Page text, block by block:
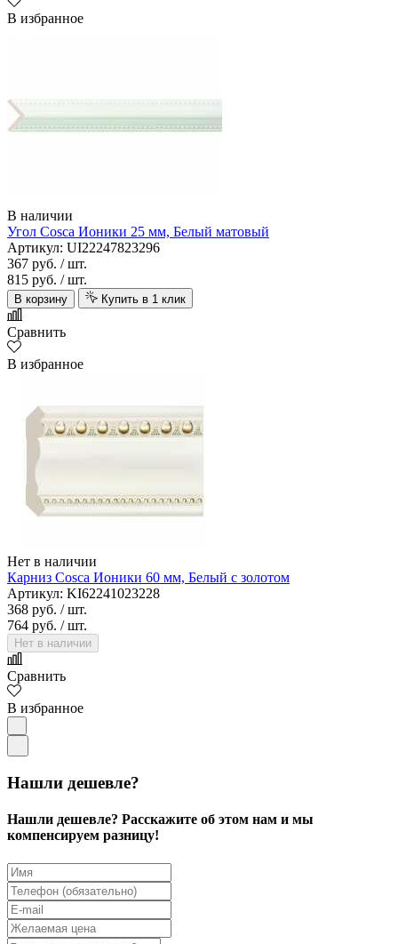
В избранное
В наличии
Угол Cosca Ионики 25 мм, Белый матовый
Артикул: UI22247823296
367 руб. / шт.
815 руб. / шт.
В корзину Купить в 1 клик
Сравнить
В избранное
Нет в наличии
Карниз Cosca Ионики 60 мм, Белый с золотом
Артикул: KI62241023228
368 руб. / шт.
764 руб. / шт.
Нет в наличии
Сравнить
В избранное
Нашли дешевле?
Нашли дешевле? Расскажите об этом нам и мы
компенсируем разницу!